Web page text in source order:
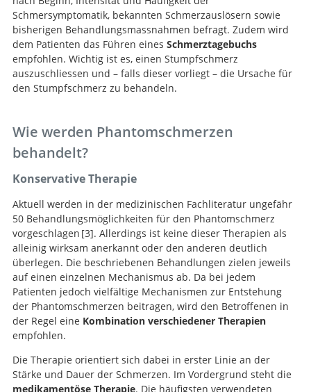
Schmersymptomatik, bekannten Schmerzauslösern sowie
bisherigen Behandlungsmassnahmen befragt. Zudem wird
dem Patienten das Führen eines Schmerztagebuchs
empfohlen. Wichtig ist es, einen Stumpfschmerz
auszuschliessen und – falls dieser vorliegt – die Ursache für
den Stumpfschmerz zu behandeln.
Wie werden Phantomschmerzen
behandelt?
Konservative Therapie
Aktuell werden in der medizinischen Fachliteratur ungefähr
50 Behandlungsmöglichkeiten für den Phantomschmerz
vorgeschlagen 3
Brain and spinal
stimulation therapies for phantom limb pain: a
systematic review.
. Allerdings ist keine dieser Therapien als
alleinig wirksam anerkannt oder den anderen deutlich
überlegen. Die beschriebenen Behandlungen zielen jeweils
auf einen einzelnen Mechanismus ab. Da bei jedem
Patienten jedoch vielfältige Mechanismen zur Entstehung
der Phantomschmerzen beitragen, wird den Betroffenen in
der Regel eine Kombination verschiedener Therapien
empfohlen.
Die Therapie orientiert sich dabei in erster Linie an der
Stärke und Dauer der Schmerzen. Im Vordergrund steht die
medikamentöse Therapie. Die häufigsten verwendeten